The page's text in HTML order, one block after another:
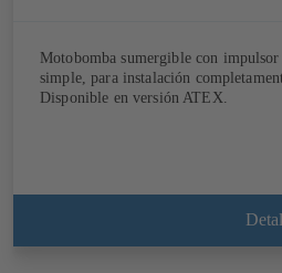
Motobomba sumergible con
simple, para instalación
Disponible en versión ATEX.